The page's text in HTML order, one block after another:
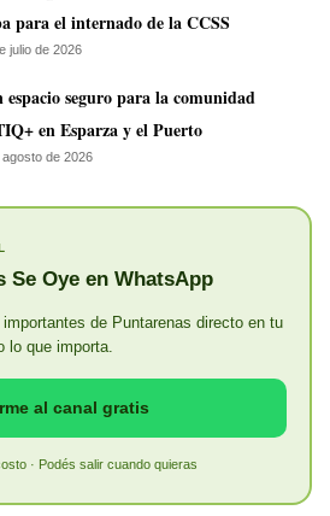
para el internado de la CCSS
julio de 2026
espacio seguro para la comunidad
en Esparza y el Puerto
agosto de 2026
Se Oye en WhatsApp
de Puntarenas directo en tu
lo que importa.
al canal gratis
· Podés salir cuando quieras